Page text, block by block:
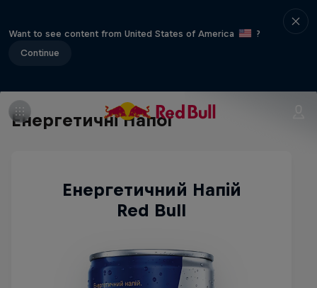
Want to see content from United States of America
?
Continue
Енергетичні Напої
Енергетичний Напій
Red Bull